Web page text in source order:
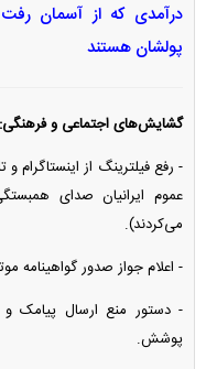
درآمدی که از آسمان رفت
پولشان هستند
گشایش‌های اجتماعی و فرهنگی:
- رفع فیلترینگ از اینستاگرام
عموم ایرانیان صدای
می‌کردند).
- اعلام جواز صدور گواهینامه
- دستور منع ارسال پیامک و
پوشش.